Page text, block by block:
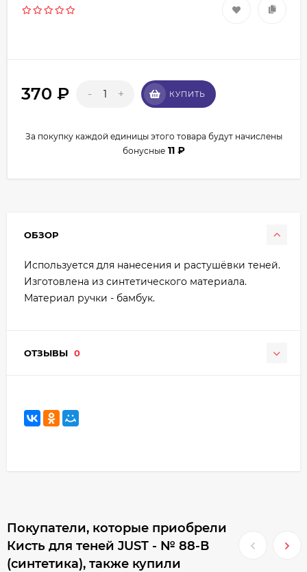
370 ₽ - + КУПИТЬ
За покупку каждой единицы этого товара будут начислены
бонусные 11 ₽
ОБЗОР
Используется для нанесения и растушёвки теней.
Изготовлена из синтетического материала.
Материал ручки - бамбук.
ОТЗЫВЫ 0
Покупатели, которые приобрели
Кисть для теней JUST - № 88-В
(синтетика), также купили